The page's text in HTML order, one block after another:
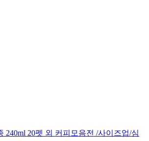
240ml 20펫 외 커피모음전 /사이즈업/심